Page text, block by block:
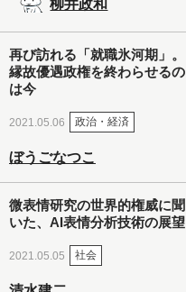
柳井政和
再び訪れる「就職氷河期」。
縁故優遇政権を終わらせるの
は今
2021.05.06 政治・経済
ぼうごなつこ
微表情研究の世界的権威に聞
いた、AI表情分析技術の展望
2021.05.05 社会